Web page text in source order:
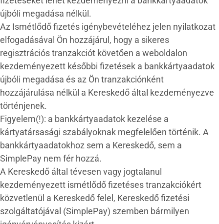
újbóli megadása nélkül.
Az Ismétlődő fizetés igénybevételéhez jelen nyilatkozat
elfogadásával Ön hozzájárul, hogy a sikeres
regisztrációs tranzakciót követően a weboldalon
kezdeményezett későbbi fizetések a bankkártyaadatok
újbóli megadása és az Ön tranzakciónként
hozzájárulása nélkül a Kereskedő által kezdeményezve
történjenek.
Figyelem(!): a bankkártyaadatok kezelése a
kártyatársasági szabályoknak megfelelően történik. A
bankkártyaadatokhoz sem a Kereskedő, sem a
SimplePay nem fér hozzá.
A Kereskedő által tévesen vagy jogtalanul
kezdeményezett ismétlődő fizetéses tranzakciókért
közvetlenül a Kereskedő felel, Kereskedő fizetési
szolgáltatójával (SimplePay) szemben bármilyen